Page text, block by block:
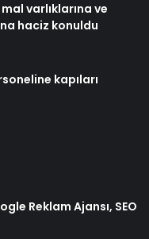
varlıklarına ve
haciz konuldu
kapıları
Reklam Ajansı, SEO